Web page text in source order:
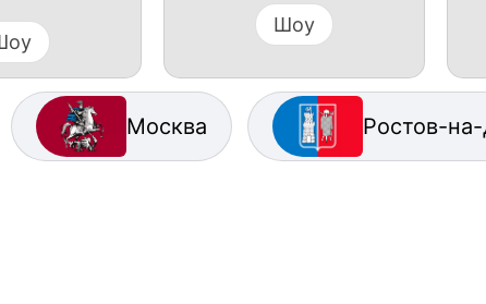
Шоу
Москва Ростов-